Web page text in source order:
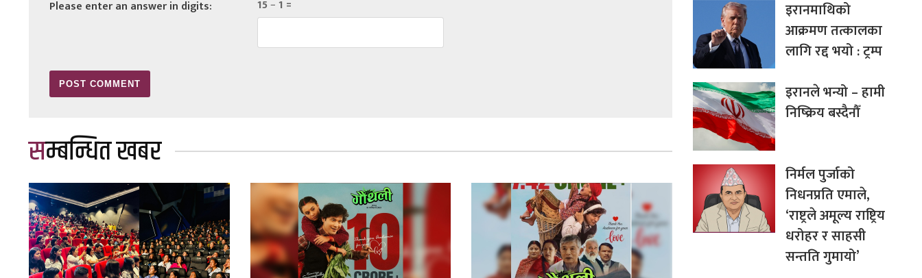
Please enter an answer in digits: 15 − 1 =
सम्बन्धित खबर
इरानमाथिको
आक्रमण तत्कालका
लागि रद्द भयो : ट्रम्प
इरानले भन्यो – हामी
निष्क्रिय बस्दैनौँ
निर्मल पुर्जाको
निधनप्रति एमाले,
‘राष्ट्रले अमूल्य राष्ट्रिय
धरोहर र साहसी
सन्तति गुमायो’